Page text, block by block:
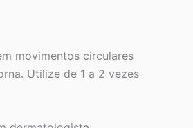
movimentos circulares
Utilize de 1 a 2 vezes